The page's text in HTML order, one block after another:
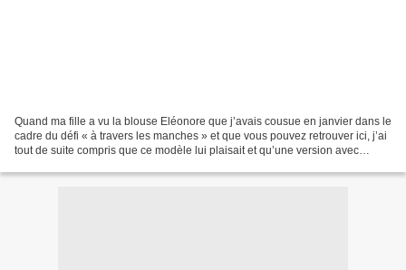
Quand ma fille a vu la blouse Eléonore que j’avais cousue en janvier dans le
cadre du défi « à travers les manches » et que vous pouvez retrouver ici, j’ai
tout de suite compris que ce modèle lui plaisait et qu’une version avec